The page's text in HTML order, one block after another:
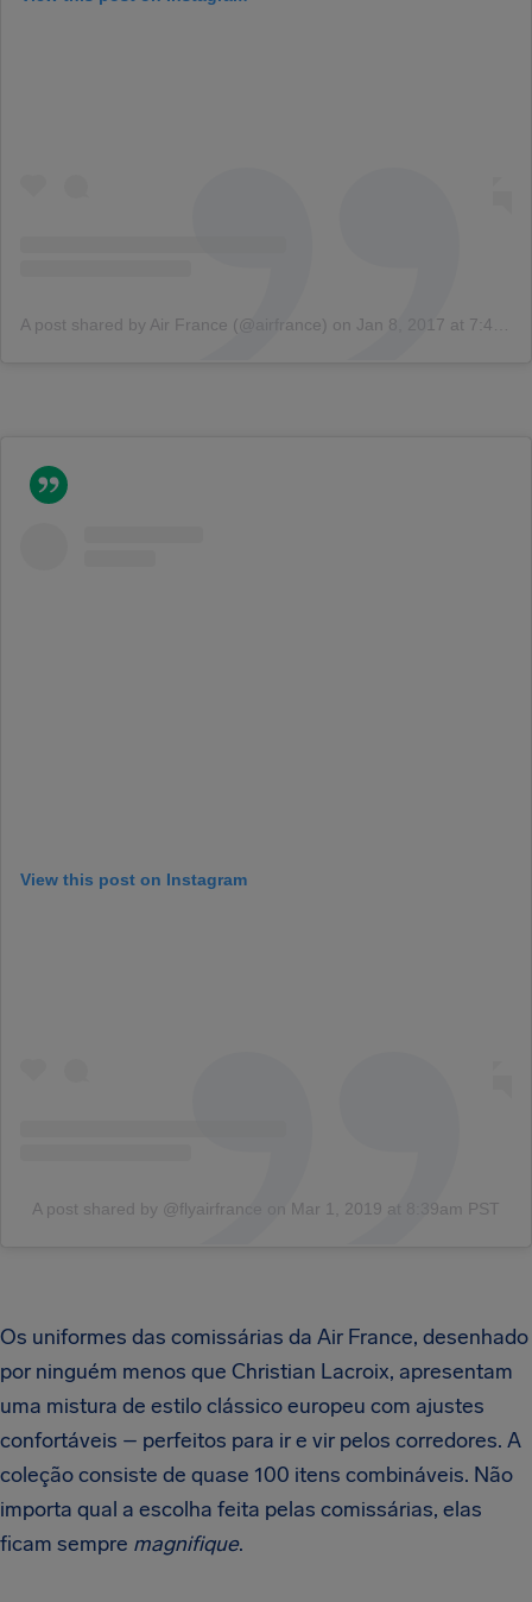
A post shared by Air France (@airfrance) on Jan 8, 2017 at 7:45am PST
View this post on Instagram
A post shared by @flyairfrance on Mar 1, 2019 at 8:39am PST
Os uniformes das comissárias da Air France, desenhado
por ninguém menos que Christian Lacroix, apresentam
uma mistura de estilo clássico europeu com ajustes
confortáveis – perfeitos para ir e vir pelos corredores. A
coleção consiste de quase 100 itens combináveis. Não
importa qual a escolha feita pelas comissárias, elas
ficam sempre magnifique.